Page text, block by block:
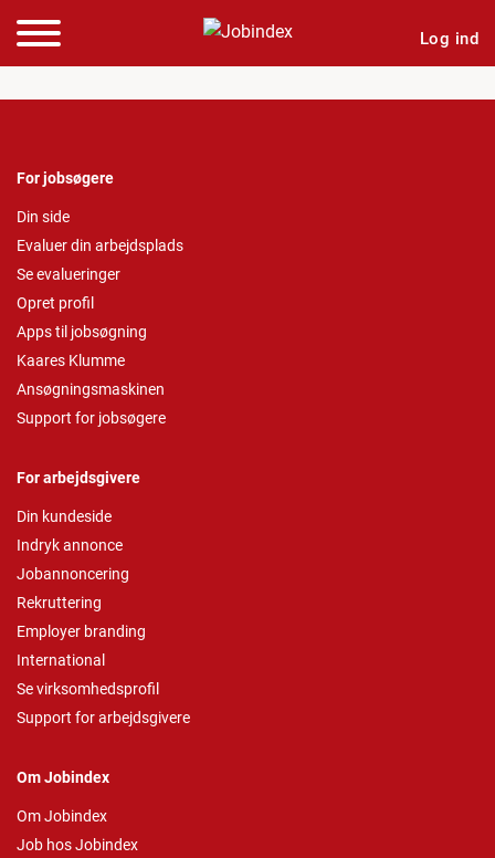
Log ind
For jobsøgere
Din side
Evaluer din arbejdsplads
Se evalueringer
Opret profil
Apps til jobsøgning
Kaares Klumme
Ansøgningsmaskinen
Support for jobsøgere
For arbejdsgivere
Din kundeside
Indryk annonce
Jobannoncering
Rekruttering
Employer branding
International
Se virksomhedsprofil
Support for arbejdsgivere
Om Jobindex
Om Jobindex
Job hos Jobindex